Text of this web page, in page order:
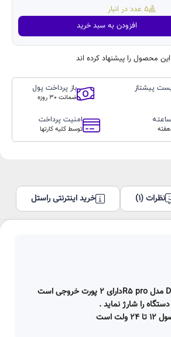
5 عدد در انبار
افزودن به سبد خرید
پیشتاز باز پرداخت پول
ضمانت 30 روزه
امنیت پرداخت
توسط کلیه کارتها
نظرات (1) خرید اینترنتی راستل
است